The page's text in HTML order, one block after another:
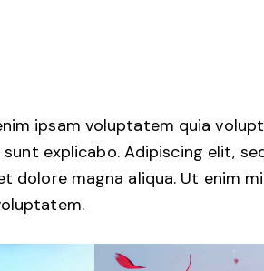
ipsam voluptatem quia
explicabo. Adipiscing elit,
dolore magna aliqua. Ut enim